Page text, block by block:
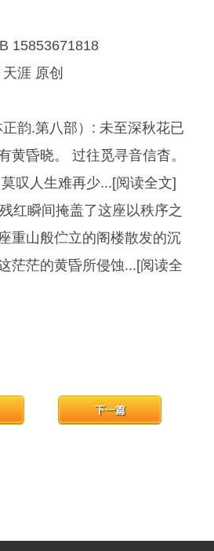
15853671818
涯 原创
正韵.第八部）: 未至深秋花已
黄昏晓。 过往觅寻音信杳。
叹人生难再少...[阅读全文]
红瞬间掩盖了这座以秩序之
重山般伫立的阁楼散发的沉
茫茫的黄昏所侵蚀...[阅读全
下一篇